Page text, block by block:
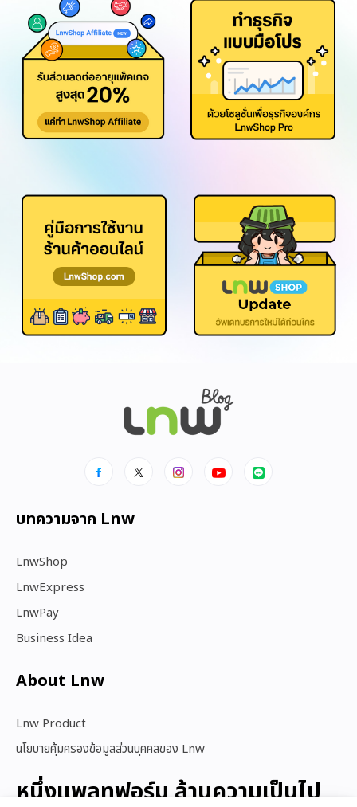
บทความจาก Lnw
LnwShop
LnwExpress
LnwPay
Business Idea
About Lnw​
Lnw Product
นโยบายคุ้มครองข้อมูลส่วนบุคคลของ Lnw
หนึ่งแพลทฟอร์ม ล้านความเป็นไป